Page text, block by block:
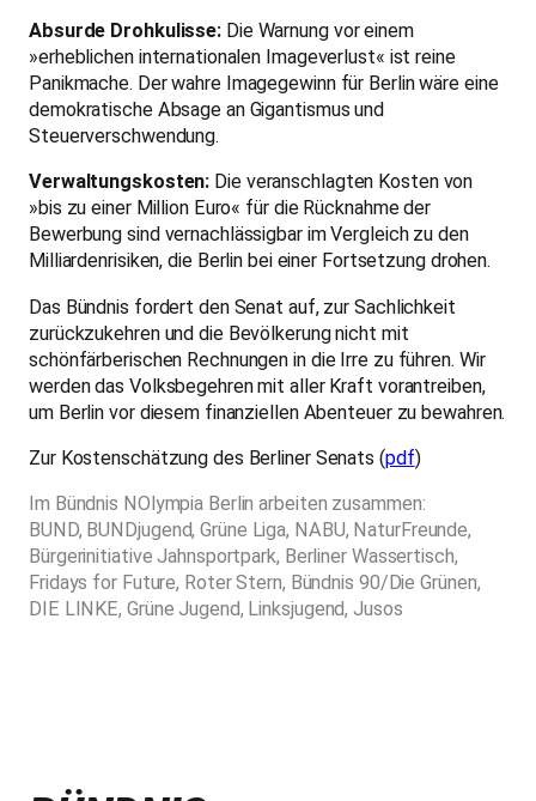
Absurde Drohkulisse: Die Warnung vor einem
»erheblichen internationalen Imageverlust« ist reine
Panikmache. Der wahre Imagegewinn für Berlin wäre eine
demokratische Absage an Gigantismus und
Steuerverschwendung.
Verwaltungskosten: Die veranschlagten Kosten von
»bis zu einer Million Euro« für die Rücknahme der
Bewerbung sind vernachlässigbar im Vergleich zu den
Milliardenrisiken, die Berlin bei einer Fortsetzung drohen.
Das Bündnis fordert den Senat auf, zur Sachlichkeit
zurückzukehren und die Bevölkerung nicht mit
schönfärberischen Rechnungen in die Irre zu führen. Wir
werden das Volksbegehren mit aller Kraft vorantreiben,
um Berlin vor diesem finanziellen Abenteuer zu bewahren.
Zur Kostenschätzung des Berliner Senats (pdf)
Im Bündnis NOlympia Berlin arbeiten zusammen:
BUND, BUNDjugend, Grüne Liga, NABU, NaturFreunde,
Bürgerinitiative Jahnsportpark, Berliner Wassertisch,
Fridays for Future, Roter Stern, Bündnis 90/Die Grünen,
DIE LINKE, Grüne Jugend, Linksjugend, Jusos